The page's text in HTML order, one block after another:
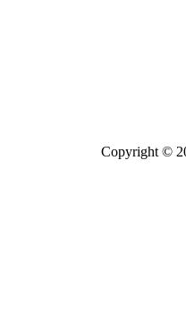
Copyright ©